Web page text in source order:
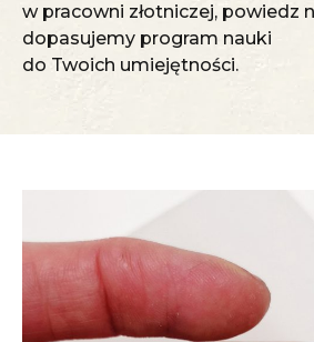
w pracowni złotniczej, powiedz
dopasujemy program nauki
do Twoich umiejętności.